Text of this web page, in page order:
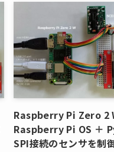
Raspberry Pi Zero 2
Raspberry Pi OS ＋
SPI接続のセンサを制